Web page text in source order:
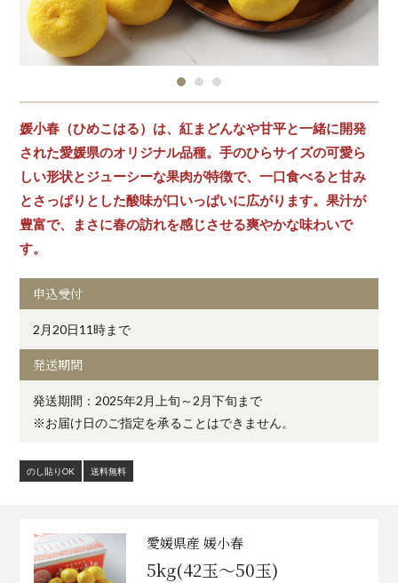
媛小春（ひめこはる）は、紅まどんなや甘平と一緒に開発
された愛媛県のオリジナル品種。手のひらサイズの可愛ら
しい形状とジューシーな果肉が特徴で、一口食べると甘み
とさっぱりとした酸味が口いっぱいに広がります。果汁が
豊富で、まさに春の訪れを感じさせる爽やかな味わいで
す。
申込受付
2月20日11時まで
発送期間
発送期間：2025年2月上旬～2月下旬まで
※お届け日のご指定を承ることはできません。
のし貼りOK 送料無料
愛媛県産 媛小春
5kg(42玉～50玉)